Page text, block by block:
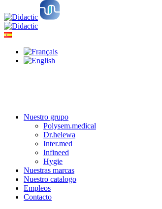
Nuestro grupo
Polysem.medical
Dr.helewa
Inter.med
Infineed
Hygie
Nuestras marcas
Nuestro catalogo
Empleos
Contacto